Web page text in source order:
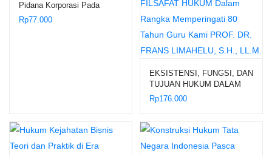
Pidana Korporasi Pada
Tipikor
Rp77.000
EKSISTENSI, FUNGSI, DAN
TUJUAN HUKUM DALAM
PERSPEKTIF TEORI DAN
FILSAFAT HUKUM Dalam
Tahun Guru Kami PROF. DR.
LL.M.
Rp176.000